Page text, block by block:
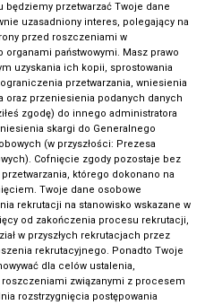
będziemy przetwarzać Twoje dane
uzasadniony interes, polegający na
przed roszczeniami w
państwowymi. Masz prawo
uzyskania ich kopii, sprostowania
przetwarzania, wniesienia
oraz przeniesienia podanych danych
zgodę) do innego administratora
skargi do Generalnego
(w przyszłości: Prezesa
Cofnięcie zgody pozostaje bez
którego dokonano na
Twoje dane osobowe
rekrutacji na stanowisko wskazane w
od zakończenia procesu rekrutacji,
w przyszłych rekrutacjach przez
rekrutacyjnego. Ponadto Twoje
dla celów ustalenia,
związanymi z procesem
rozstrzygnięcia postępowania